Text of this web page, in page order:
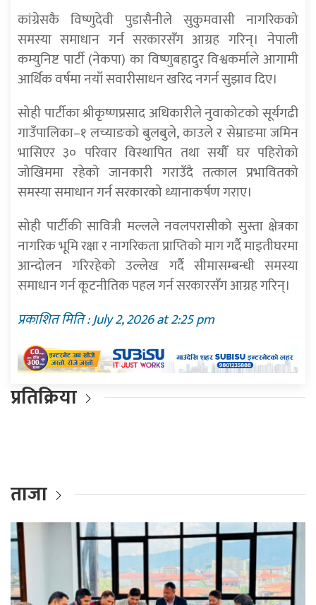
कांग्रेसकै विष्णुदेवी पुडासैनीले सुकुमवासी नागरिकको
समस्या समाधान गर्न सरकारसँग आग्रह गरिन्। नेपाली
कम्युनिष्ट पार्टी (नेकपा) का विष्णुबहादुर विश्वकर्माले आगामी
आर्थिक वर्षमा नयाँ सवारीसाधन खरिद नगर्न सुझाव दिए।
सोही पार्टीका श्रीकृष्णप्रसाद अधिकारीले नुवाकोटको सूर्यगढी
गाउँपालिका–१ लच्याङको बुलबुले, काउले र सेम्राङमा जमिन
भासिएर ३० परिवार विस्थापित तथा सयौँ घर पहिरोको
जोखिममा रहेको जानकारी गराउँदै तत्काल प्रभावितको
समस्या समाधान गर्न सरकारको ध्यानाकर्षण गराए।
सोही पार्टीकी सावित्री मल्लले नवलपरासीको सुस्ता क्षेत्रका
नागरिक भूमि रक्षा र नागरिकता प्राप्तिको माग गर्दै माइतीघरमा
आन्दोलन गरिरहेको उल्लेख गर्दै सीमासम्बन्धी समस्या
समाधान गर्न कूटनीतिक पहल गर्न सरकारसँग आग्रह गरिन्।
प्रकाशित मिति : July 2, 2026 at 2:25 pm
प्रतिक्रिया
ताजा